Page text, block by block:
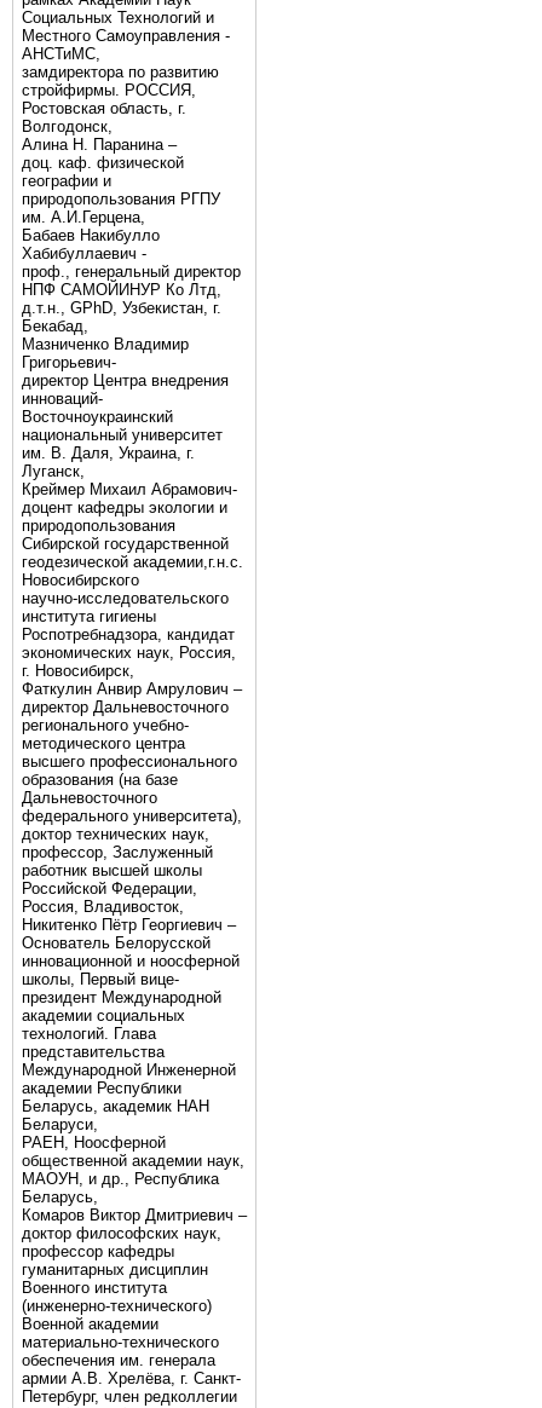
Социальных Технологий и
Местного Самоуправления -
АНСТиМС,
замдиректора по развитию
стройфирмы. РОССИЯ,
Ростовская область, г.
Волгодонск,
Алина Н. Паранина –
доц. каф. физической
географии и
природопользования РГПУ
им. А.И.Герцена,
Бабаев Накибулло
Хабибуллаевич -
проф., генеральный директор
НПФ САМОЙИНУР Ко Лтд,
д.т.н., GPhD, Узбекистан, г.
Бекабад,
Мазниченко Владимир
Григорьевич-
директор Центра внедрения
инноваций-
Восточноукраинский
национальный университет
им. В. Даля, Украина, г.
Луганск,
Креймер Михаил Абрамович-
доцент кафедры экологии и
природопользования
Сибирской государственной
геодезической академии,г.н.с.
Новосибирского
научно-исследовательского
института гигиены
Роспотребнадзора, кандидат
экономических наук, Россия,
г. Новосибирск,
Фаткулин Анвир Амрулович –
директор Дальневосточного
регионального учебно-
методического центра
высшего профессионального
образования (на базе
Дальневосточного
федерального университета),
доктор технических наук,
профессор, Заслуженный
работник высшей школы
Российской Федерации,
Россия, Владивосток,
Никитенко Пётр Георгиевич –
Основатель Белорусской
инновационной и ноосферной
школы, Первый вице-
президент Международной
академии социальных
технологий. Глава
представительства
Международной Инженерной
академии Республики
Беларусь, академик НАН
Беларуси,
РАЕН, Ноосферной
общественной академии наук,
МАОУН, и др., Республика
Беларусь,
Комаров Виктор Дмитриевич –
доктор философских наук,
профессор кафедры
гуманитарных дисциплин
Военного института
(инженерно-технического)
Военной академии
материально-технического
обеспечения им. генерала
армии А.В. Хрелёва, г. Санкт-
Петербург, член редколлегии